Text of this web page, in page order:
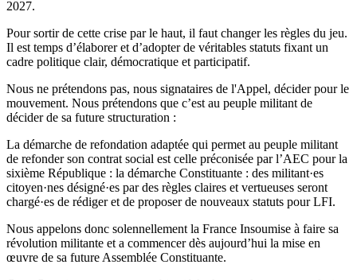
2027.
Pour sortir de cette crise par le haut, il faut changer les règles du jeu.
Il est temps d’élaborer et d’adopter de véritables statuts fixant un
cadre politique clair, démocratique et participatif.
Nous ne prétendons pas, nous signataires de l'Appel, décider pour le
mouvement. Nous prétendons que c’est au peuple militant de
décider de sa future structuration :
La démarche de refondation adaptée qui permet au peuple militant
de refonder son contrat social est celle préconisée par l’AEC pour la
sixième République : la démarche Constituante : des militant·es
citoyen·nes désigné·es par des règles claires et vertueuses seront
chargé·es de rédiger et de proposer de nouveaux statuts pour LFI.
Nous appelons donc solennellement la France Insoumise à faire sa
révolution militante et a commencer dès aujourd’hui la mise en
œuvre de sa future Assemblée Constituante.